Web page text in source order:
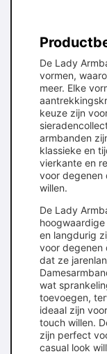
De Lady
vormen,
meer. Elke
keuze zijn
armbanden
klassieke en
vierkante en
voor degenen
willen.
De Lady
en langdurig
voor degenen
dat ze
wat
toevoegen,
ideaal zijn
touch willen.
zijn perfect
casual look